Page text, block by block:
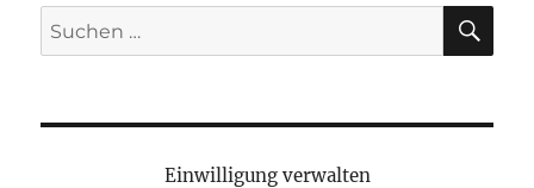
Einwilligung verwalten
Suchen
nach:
NEUESTE BEITRÄGE